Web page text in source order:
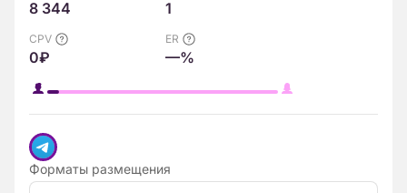
8 344 1
CPV
0₽
ER
—%
Форматы размещения